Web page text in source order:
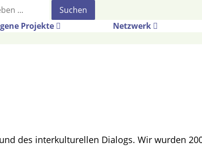
Projekte Netzwerk
des interkulturellen Dialogs. Wir wurden